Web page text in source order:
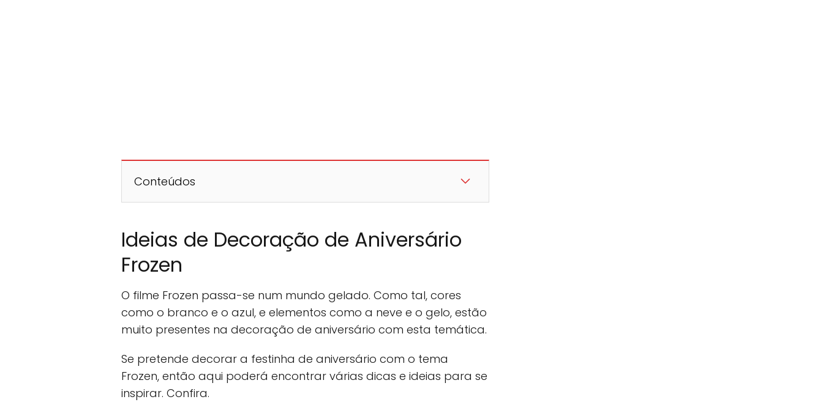
Conteúdos
Ideias de Decoração de Aniversário
Frozen
O filme Frozen passa-se num mundo gelado. Como tal, cores
como o branco e o azul, e elementos como a neve e o gelo, estão
muito presentes na decoração de aniversário com esta temática.
Se pretende decorar a festinha de aniversário com o tema
Frozen, então aqui poderá encontrar várias dicas e ideias para se
inspirar. Confira.